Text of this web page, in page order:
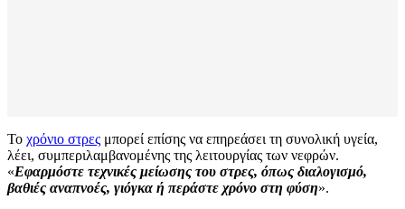
Το χρόνιο στρες μπορεί επίσης να επηρεάσει τη συνολική υγεία,
λέει, συμπεριλαμβανομένης της λειτουργίας των νεφρών.
«Εφαρμόστε τεχνικές μείωσης του στρες, όπως διαλογισμό,
βαθιές αναπνοές, γιόγκα ή περάστε χρόνο στη φύση».